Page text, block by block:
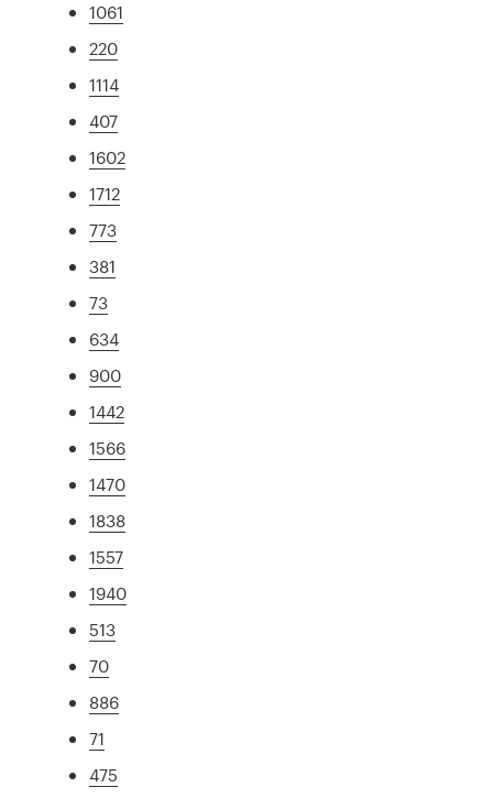
1061
220
1114
407
1602
1712
773
381
73
634
900
1442
1566
1470
1838
1557
1940
513
70
886
71
475